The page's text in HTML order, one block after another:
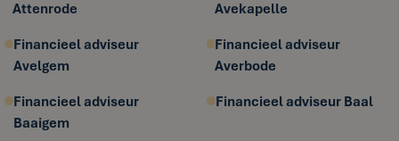
Attenrode
Avekapelle
Financieel adviseur
Avelgem
Financieel adviseur
Averbode
Financieel adviseur
Baaigem
Financieel adviseur Baal